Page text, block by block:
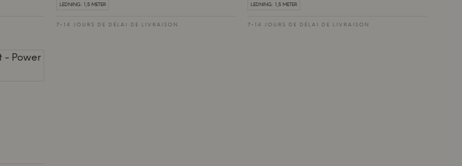
LEDNING: 1,5 METER
7-14 JOURS DE DÉLAI DE LIVRAISON
LEDNING: 1,5 METER
7-14 JOURS DE DÉLAI DE LIVRAISON